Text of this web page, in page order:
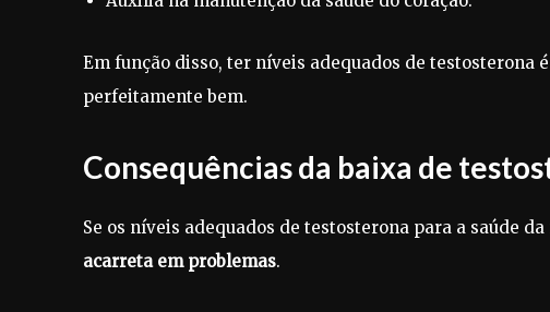
Em função disso, ter níveis adequados de testosterona
perfeitamente bem.
Consequências da baixa de
Se os níveis adequados de testosterona para a saúde
acarreta em problemas.